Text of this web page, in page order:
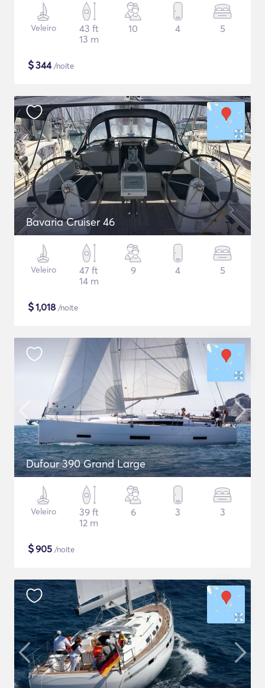
Veleiro
43 ft
13 m
10 4 5
$344/noite
Bavaria Cruiser 46
Veleiro
47 ft
14 m
9 4 5
$1,018 /noite
Dufour 390 Grand Large
Veleiro
39 ft
12 m
6 3 3
$905 /noite